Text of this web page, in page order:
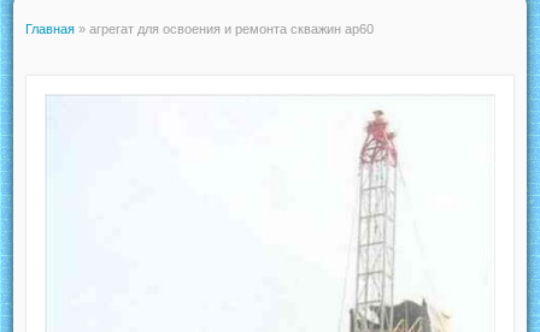
Главная » агрегат для освоения и ремонта скважин ар60